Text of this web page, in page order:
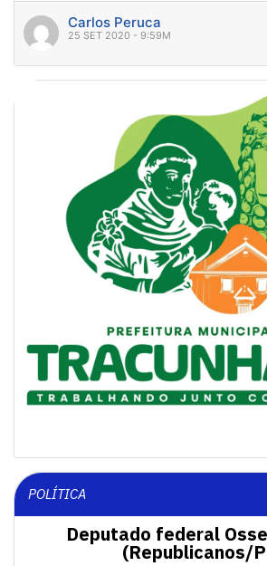
Carlos Peruca
25 SET 2020 - 9:59M
POLÍTICA
Deputado federal
(Republicanos/